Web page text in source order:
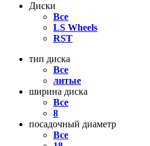
Диски
Все
LS Wheels
RST
тип диска
Все
литые
ширина диска
Все
8
посадочный диаметр
Все